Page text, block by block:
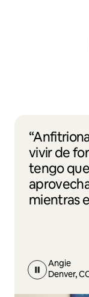
vivir de
tengo
mientras
Angie
Denver,